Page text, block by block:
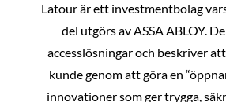
Latour är ett investmentbolag
del utgörs av ASSA ABLOY. De
accesslösningar och beskriver
kunde genom att göra en
innovationer som ger trygga,